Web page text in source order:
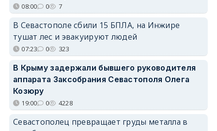
08:00 0 7
В Севастополе сбили 15 БПЛА, на Инжире
тушат лес и эвакуируют людей
07:23 0 323
В Крыму задержали бывшего руководителя
аппарата Заксобрания Севастополя Олега
Козюру
19:00 0 4228
Севастополец превращает груды металла в